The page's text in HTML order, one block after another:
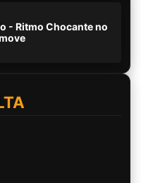
- Ritmo Chocante no